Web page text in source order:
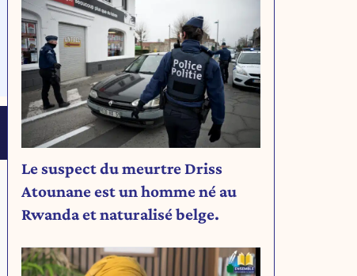
Le suspect du meurtre Driss
Atounane est un homme né au
Rwanda et naturalisé belge.